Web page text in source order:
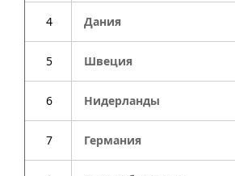
4 Дания
5 Швеция
6 Нидерланды
7 Германия